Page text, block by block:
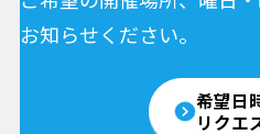
お知らせください。
希望日
リクエ